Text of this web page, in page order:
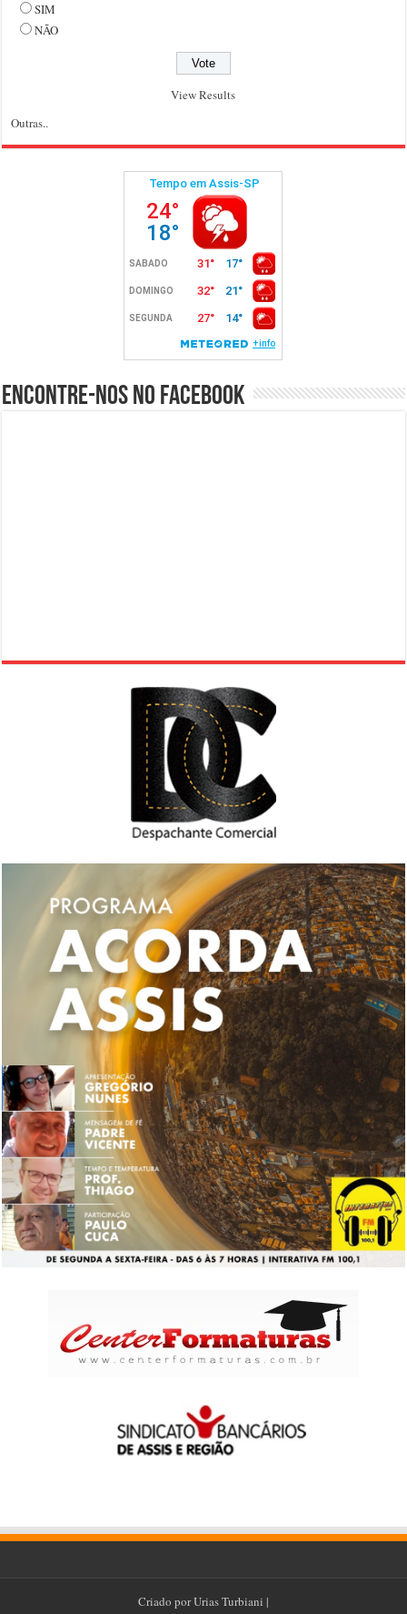
SIM
NÃO
View Results
Outras..
Encontre-nos no Facebook
Criado porUrias Turbiani |